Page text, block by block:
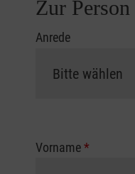
Zur Person
Anrede
Vorname*